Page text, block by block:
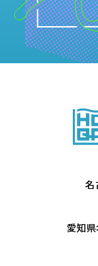
名
愛知県